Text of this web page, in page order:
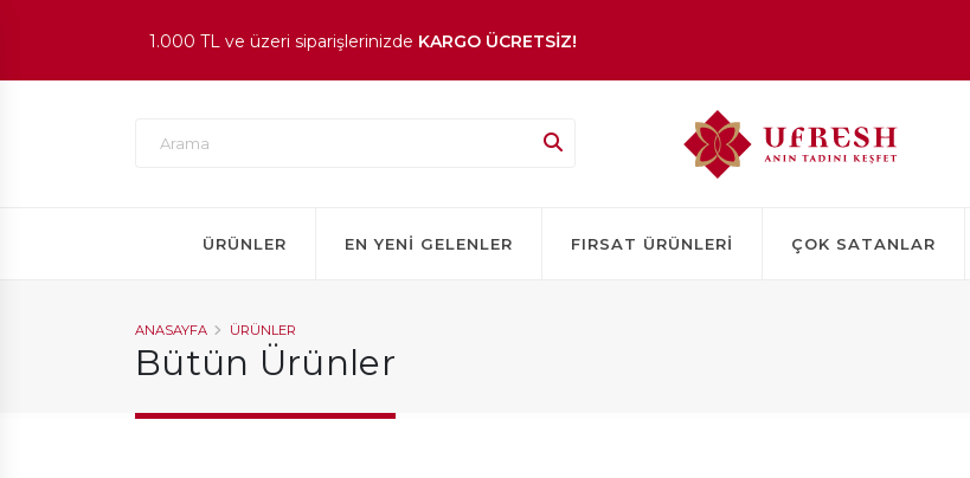
1.000 TL ve üzeri siparişlerinizde KARGO ÜCRETSİZ!
En beğenilen ürünlerdeİNDİRİMfırsatı!
ÜRÜNLER EN YENI GELENLER FIRSAT ÜRÜNLERI ÇOK SATANLAR
ANASAYFA ÜRÜNLER
Bütün Ürünler